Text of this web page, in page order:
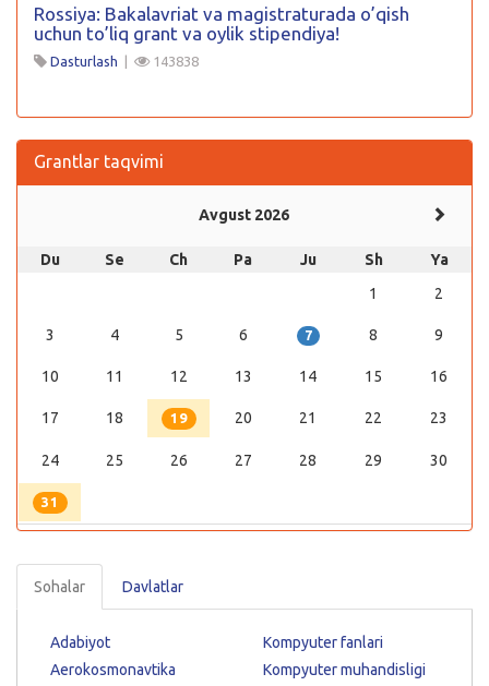
Rossiya: Bakalavriat va magistraturada o’qish
uchun to’liq grant va oylik stipendiya!
Dasturlash | 143838
Grantlar taqvimi
Avgust 2026
Du Se Ch Pa Ju Sh
Ya
1
2
3 4 5 6 7 8 9
10 11 12 13 14 15 16
17 18 19 20 21 22 23
24 25 26 27 28 29 30
31
Sohalar Davlatlar
Adabiyot
Aerokosmonavtika
Kompyuter fanlari
Kompyuter muhandisligi